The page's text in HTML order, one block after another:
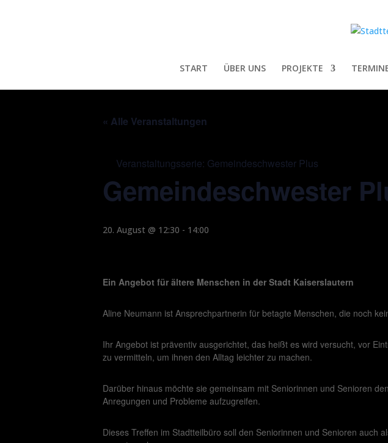
START ÜBER UNS PROJEKTE
« Alle Veranstaltungen
Veranstaltungsserie: Gemeindeschwester Plus
Gemeindeschwester
20. August @ 12:30 - 14:00
Ein Angebot für ältere Menschen in der Stadt Kaiserslautern
Aline Neumann ist Ansprechpartnerin für betagte Menschen, die noch
Ihr Angebot ist präventiv ausgerichtet, das heißt es wird versucht, vor
zu vermitteln, um ihnen den Alltag leichter zu machen.
Darüber hinaus möchte sie gemeinsam mit Seniorinnen und Senioren
Anregungen und Probleme aufzugreifen.
Dieses Treffen im Stadtteilbüro soll den Seniorinnen und Senioren auch